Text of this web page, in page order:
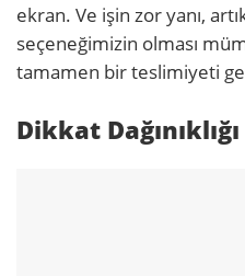
ekran. Ve işin zor yanı,
seçeneğimizin olması
tamamen bir teslimiyeti
Dikkat